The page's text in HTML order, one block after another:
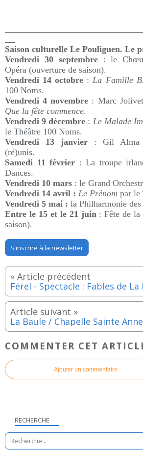
Saison culturelle Le Pouliguen. Le
Vendredi 30 septembre: le Chœur
Opéra (ouverture de saison).
Vendredi 14 octobre :La Famille
100 Noms.
Vendredi 4 novembre : Marc
Que la fête commence.
Vendredi 9 décembre : Le Malade
le Théâtre 100 Noms.
Vendredi 13 janvier : Gil Alma
(ré)unis.
Samedi 11 février : La troupe
Dances.
Vendredi 10 mars : le Grand
Vendredi 14 avril : Le Prénom par le
Vendredi 5 mai : la Philharmonie
Entre le 15 et le 21 juin: Fête de la
saison).
S'inscrire à la newsletter
COMMENTER CET
Ajouter un commentaire
RECHERCHE